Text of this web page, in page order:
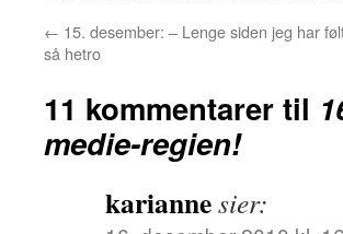
← 15. desember: – Lenge siden jeg har
så hetro
11 kommentarer til
medie-regien!
kariannesier: